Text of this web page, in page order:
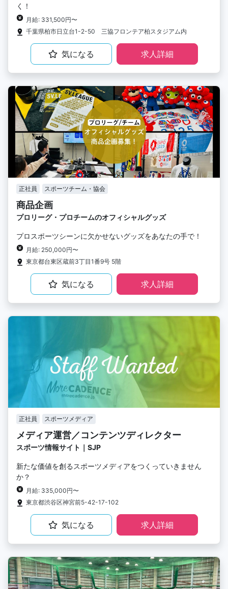
く！
月給: 331,500円〜
千葉県柏市日立台1-2-50 三協フロンテア柏スタジアム内
気になる 求人詳細
正社員 スポーツチーム・協会
商品企画
プロリーグ・プロチームのオフィシャルグッズ
プロスポーツシーンに欠かせないグッズをあなたの手で！
月給: 250,000円〜
東京都台東区蔵前3丁目1番9号 5階
気になる 求人詳細
正社員 スポーツメディア
メディア運営／コンテンツディレクター
スポーツ情報サイト｜SJP
新たな価値を創るスポーツメディアをつくっていきません
か？
月給: 335,000円〜
東京都渋谷区神宮前5-42-17-102
気になる 求人詳細